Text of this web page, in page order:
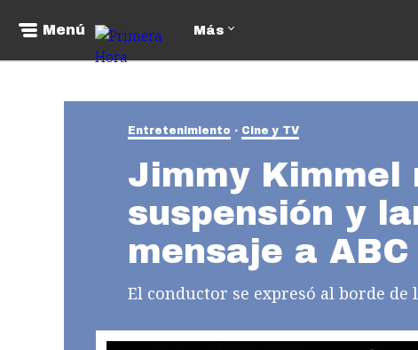
Menú Más
Entretenimiento Cine y TV
Jimmy Kimmel
suspensión y
mensaje a
El conductor se expresó al borde de